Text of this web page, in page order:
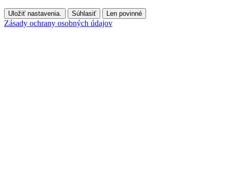
Uložiť nastavenia. Súhlasiť Len povinné
Zásady ochrany osobných údajov